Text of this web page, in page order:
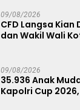
09/08/2026
CFD Langsa
dan Wakil Wali
09/08/2026
35.936 Anak
Kapolri Cup